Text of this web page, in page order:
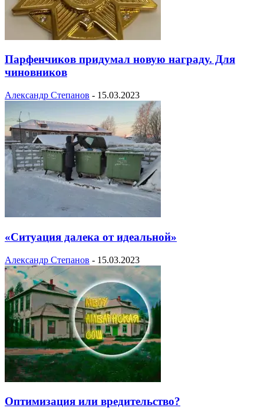
Парфенчиков придумал новую награду. Для
чиновников
Александр Степанов - 15.03.2023
«Ситуация далека от идеальной»
Александр Степанов - 15.03.2023
Оптимизация или вредительство?